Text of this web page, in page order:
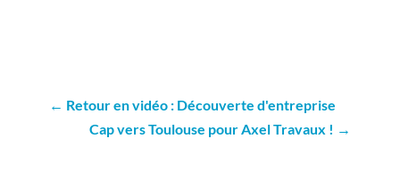
← Retour en vidéo : Découverte d'entreprise
Cap vers Toulouse pour Axel Travaux ! →